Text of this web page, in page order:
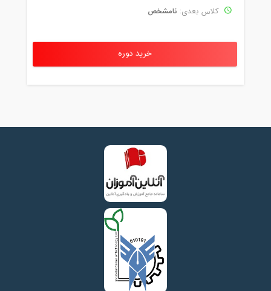
کلاس بعدی: نامشخص
خرید دوره